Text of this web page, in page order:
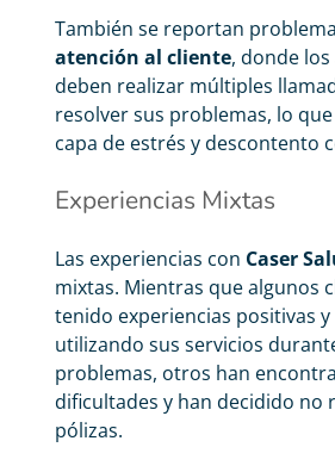
También se reportan
atención al cliente, donde
deben realizar múltiples
resolver sus problemas, lo
capa de estrés y descontento
Experiencias Mixtas
Las experiencias con Caser
mixtas. Mientras que algunos
tenido experiencias positivas
utilizando sus servicios
problemas, otros han
dificultades y han decidido no
pólizas.